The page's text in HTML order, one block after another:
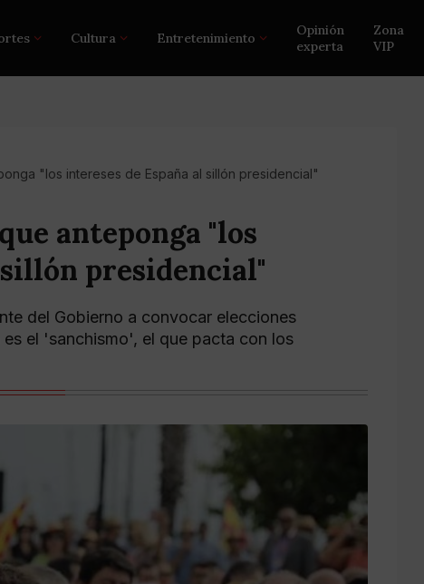
Cultura Entretenimiento
Opinión
experta
Zona
VIP
"los intereses de España al sillón presidencial"
anteponga "los
presidencial"
del Gobierno a convocar elecciones
el 'sanchismo', el que pacta con los